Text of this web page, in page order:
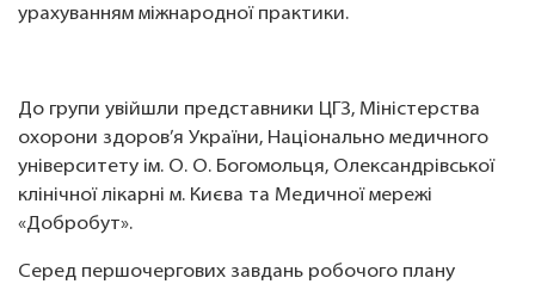
урахуванням міжнародної практики.
До групи увійшли представники ЦГЗ, Міністерства
охорони здоров’я України, Національно медичного
університету ім. О. О. Богомольця, Олександрівської
клінічної лікарні м. Києва та Медичної мережі
«Добробут».
Серед першочергових завдань робочого плану